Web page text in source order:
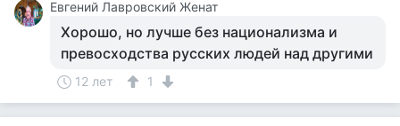
Евгений Лавровский Женат
Хорошо, но лучше без национализма и
превосходства русских людей над другими
12 лет 1